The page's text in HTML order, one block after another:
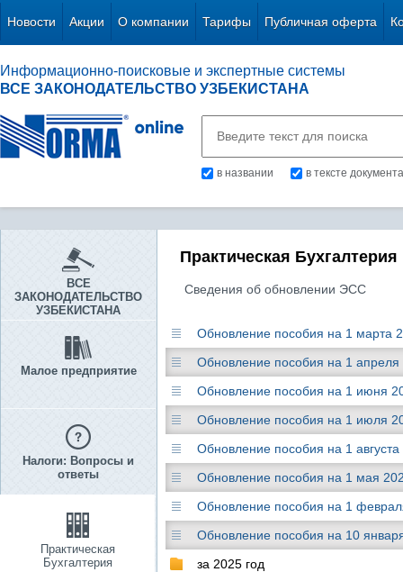
Новости Акции О компании Тарифы Публичная оферта
Информационно-поисковые и экспертные системы
ВСЕ ЗАКОНОДАТЕЛЬСТВО УЗБЕКИСТАНА
в названии в тексте документа
ВСЕ
ЗАКОНОДАТЕЛЬСТВО
УЗБЕКИСТАНА
Малое предприятие
Налоги: Вопросы и
ответы
Практическая
Бухгалтерия
Практическая Бухгалтерия
Сведения об обновлении ЭСС
Обновление пособия на 1 марта
Обновление пособия на 1
Обновление пособия на 1 июня
Обновление пособия на 1 июля
Обновление пособия на 1
Обновление пособия на 1 мая
Обновление пособия на 1
Обновление пособия на 10
за 2025 год